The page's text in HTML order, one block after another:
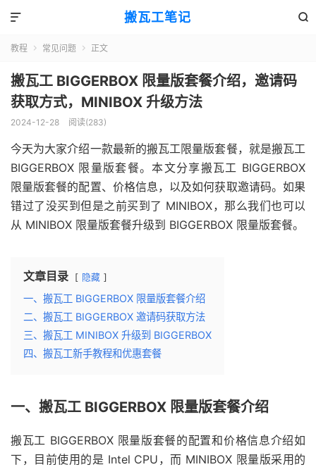
搬瓦工笔记 

教程  常见问题  正文
搬瓦工 BIGGERBOX 限量版套餐介绍，邀请码
获取方式，MINIBOX 升级方法
2024-12-28 阅读(283)
今天为大家介绍一款最新的搬瓦工限量版套餐，就是搬瓦工
BIGGERBOX 限量版套餐。本文分享搬瓦工 BIGGERBOX
限量版套餐的配置、价格信息，以及如何获取邀请码。如果
错过了没买到但是之前买到了 MINIBOX，那么我们也可以
从 MINIBOX 限量版套餐升级到 BIGGERBOX 限量版套餐。
文章目录 隐藏
一、搬瓦工 BIGGERBOX 限量版套餐介绍
二、搬瓦工 BIGGERBOX 邀请码获取方法
三、搬瓦工 MINIBOX 升级到 BIGGERBOX
四、搬瓦工新手教程和优惠套餐
一、搬瓦工 BIGGERBOX 限量版套餐介绍
搬瓦工 BIGGERBOX 限量版套餐的配置和价格信息介绍如
下，目前使用的是 Intel CPU，而 MINIBOX 限量版采用的